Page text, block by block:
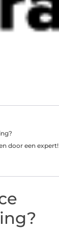
door een expert!